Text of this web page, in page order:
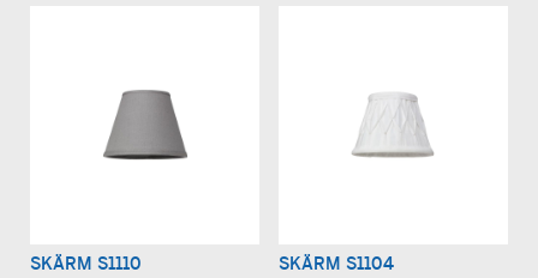
SKÄRM S1110 SKÄRM S1104